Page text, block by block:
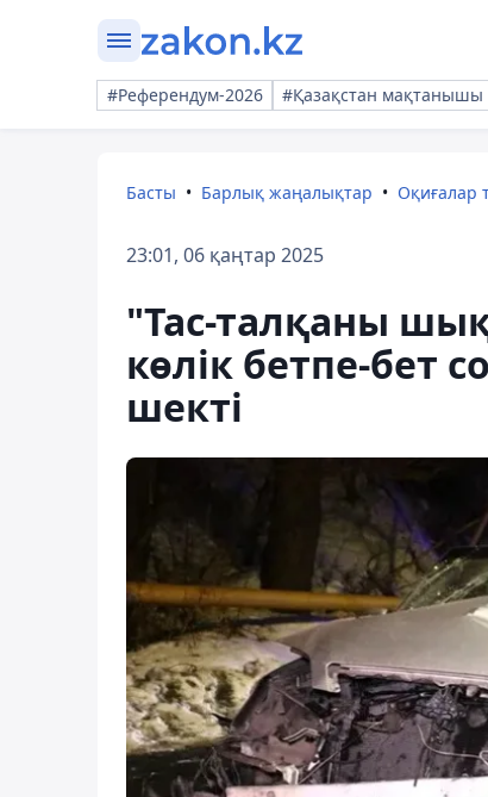
#Референдум-2026 #Қазақстан мақтанышы
Басты Барлық жаңалықтар Оқиғалар
23:01, 06 қаңтар 2025
"Тас-талқаны
көлік бетпе-бет
шекті